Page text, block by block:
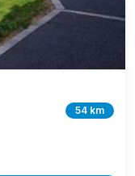
54 km